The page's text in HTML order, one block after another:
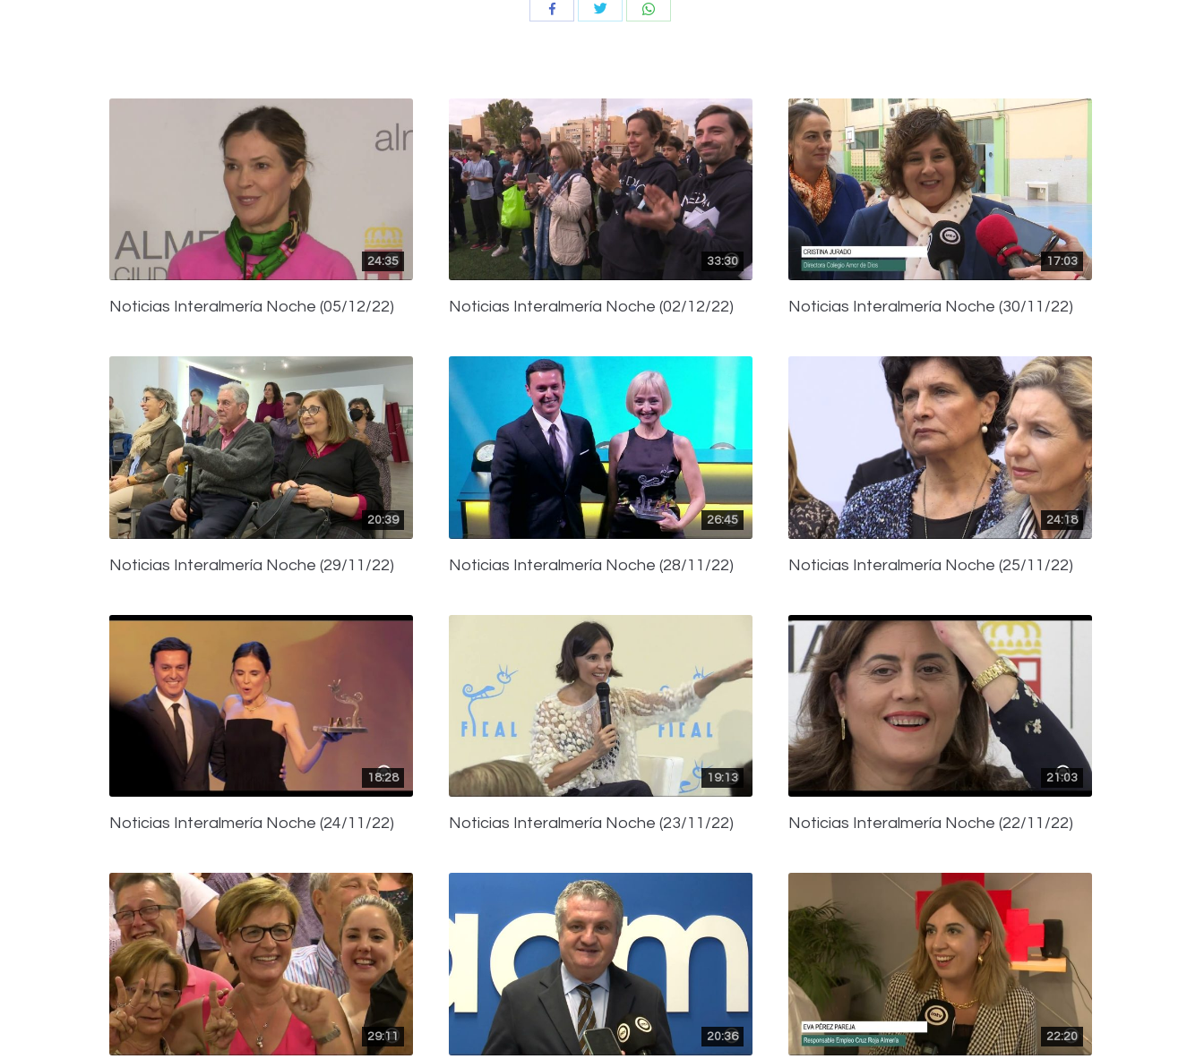
CompartirCompartir
24:35
Noticias Interalmería Noche (05/12/22)
33:30
Noticias Interalmería Noche (02/12/22)
17:03
Noticias Interalmería Noche (30/11/22)
20:39
Noticias Interalmería Noche (29/11/22)
26:45
Noticias Interalmería Noche (28/11/22)
24:18
Noticias Interalmería Noche (25/11/22)
18:28
Noticias Interalmería Noche (24/11/22)
19:13
Noticias Interalmería Noche (23/11/22)
21:03
Noticias Interalmería Noche (22/11/22)
29:11 20:36 22:20